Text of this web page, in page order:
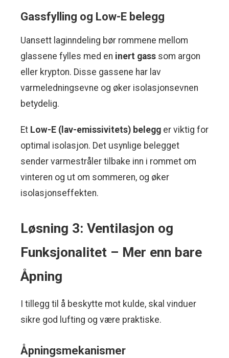
Gassfylling og Low-E belegg
Uansett laginndeling bør rommene mellom
glassene fylles med en inert gass som argon
eller krypton. Disse gassene har lav
varmeledningsevne og øker isolasjonsevnen
betydelig.
Et Low-E (lav-emissivitets) belegg er viktig for
optimal isolasjon. Det usynlige belegget
sender varmestråler tilbake inn i rommet om
vinteren og ut om sommeren, og øker
isolasjonseffekten.
Løsning 3: Ventilasjon og
Funksjonalitet – Mer enn bare
Åpning
I tillegg til å beskytte mot kulde, skal vinduer
sikre god lufting og være praktiske.
Åpningsmekanismer